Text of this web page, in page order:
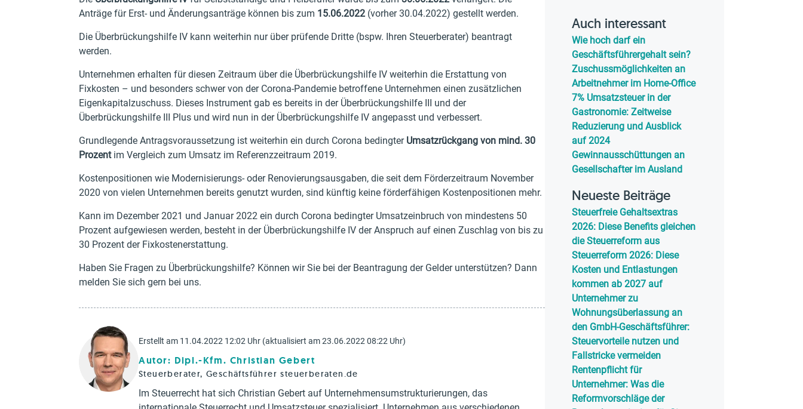
Anträge für Erst- und Änderungsanträge können bis zum 15.06.2022 (vorher 30.04.2022) gestellt werden.
Die Überbrückungshilfe IV kann weiterhin nur über prüfende Dritte (bspw. Ihren Steuerberater) beantragt
werden.
Unternehmen erhalten für diesen Zeitraum über die Überbrückungshilfe IV weiterhin die Erstattung von
Fixkosten – und besonders schwer von der Corona-Pandemie betroffene Unternehmen einen zusätzlichen
Eigenkapitalzuschuss. Dieses Instrument gab es bereits in der Überbrückungshilfe III und der
Überbrückungshilfe III Plus und wird nun in der Überbrückungshilfe IV angepasst und verbessert.
Grundlegende Antragsvoraussetzung ist weiterhin ein durch Corona bedingter Umsatzrückgang von mind. 30
Prozentim Vergleich zum Umsatz im Referenzzeitraum 2019.
Kostenpositionen wie Modernisierungs- oder Renovierungsausgaben, die seit dem Förderzeitraum November
2020 von vielen Unternehmen bereits genutzt wurden, sind künftig keine förderfähigen Kostenpositionen mehr.
Kann im Dezember 2021 und Januar 2022 ein durch Corona bedingter Umsatzeinbruch von mindestens 50
Prozent aufgewiesen werden, besteht in der Überbrückungshilfe IV der Anspruch auf einen Zuschlag von bis zu
30 Prozent der Fixkostenerstattung.
Haben Sie Fragen zu Überbrückungshilfe? Können wir Sie bei der Beantragung der Gelder unterstützen? Dann
melden Sie sich gern bei uns.
Erstellt am 11.04.2022 12:02 Uhr (aktualisiert am 23.06.2022 08:22 Uhr)
Autor: Dipl.-Kfm. Christian Gebert
Steuerberater, Geschäftsführer steuerberaten.de
Im Steuerrecht hat sich Christian Gebert auf Unternehmensumstrukturierungen, das
Auch interessant
Wie hoch darf ein
Geschäftsführergehalt sein?
Zuschussmöglichkeiten an
Arbeitnehmer im Home-Office
7% Umsatzsteuer in der
Gastronomie: Zeitweise
Reduzierung und Ausblick
auf 2024
Gewinnausschüttungen an
Gesellschafter im Ausland
Neueste Beiträge
Steuerfreie Gehaltsextras
2026: Diese Benefits gleichen
die Steuerreform aus
Steuerreform 2026: Diese
Kosten und Entlastungen
kommen ab 2027 auf
Unternehmer zu
Wohnungsüberlassung an
den GmbH-Geschäftsführer:
Steuervorteile nutzen und
Fallstricke vermeiden
Rentenpflicht für
Unternehmer: Was die
Reformvorschläge der